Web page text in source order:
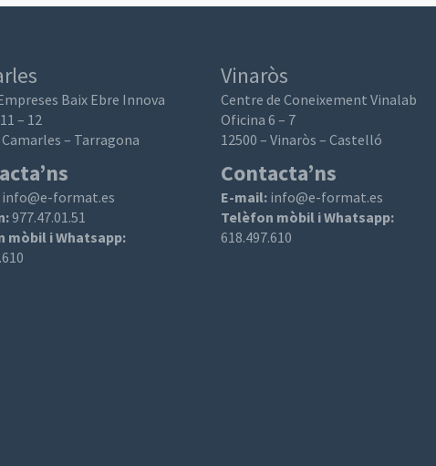
Baix Ebre Innova
– 12
Camarles – Tarragona
info@e-format.es
977.47.01.51
mòbil i Whatsapp:
Vinaròs
Centre de Coneixement Vinalab
Oficina 6 – 7
12500 – Vinaròs – Castelló
Contacta’ns
E-mail: info@e-format.es
Telèfon mòbil i Whatsapp:
618.497.610